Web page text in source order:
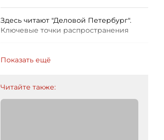
Здесь читают "Деловой Петербург".
Ключевые точки распространения
Показать ещё
Читайте также: